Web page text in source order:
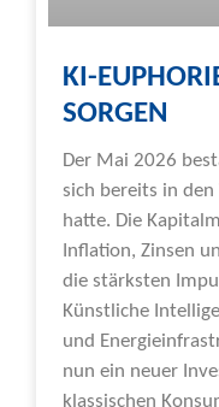
KI-
SORGEN
Der Mai 2026
sich bereits in
hatte. Die
Inflation, Zinsen
die stärksten
Künstliche
und
nun ein neuer
klassischen